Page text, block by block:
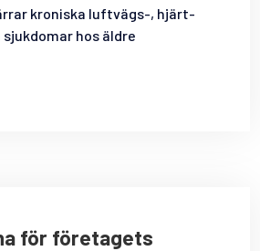
kroniska luftvägs-, hjärt-
hos äldre
för företagets